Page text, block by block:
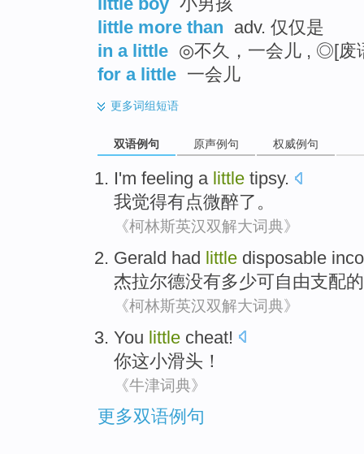
little more than adv. 仅仅是
in a little ◎不久，一会儿 , ◎[废
for a little 一会儿
更多词组短语
双语例句 原声例句 权威例句
I'm feeling a little tipsy.
我觉得有点微醉了 。
《柯林斯英汉双解大词典》
Gerald had little disposable
杰拉尔德没有多少可自由支配
《柯林斯英汉双解大词典》
You little cheat!
你这小滑头 ！
《牛津词典》
更多双语例句